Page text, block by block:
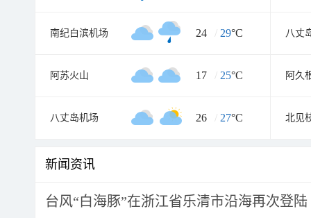
南纪白滨机场 24 / 29°C 八丈
阿苏火山 17 / 25°C 阿久
八丈岛机场 26 / 27°C 北见
新闻资讯
台风“白海豚”在浙江省乐清市沿海再次登陆